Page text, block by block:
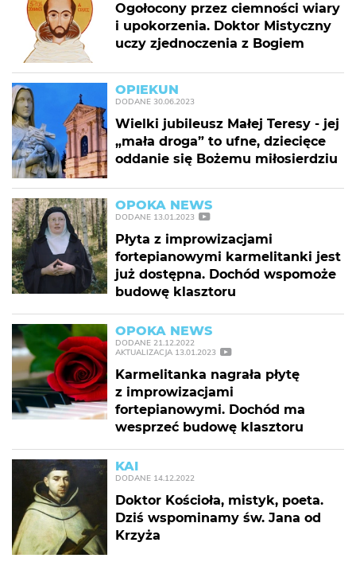
Ogołocony przez ciemności wiary
i upokorzenia. Doktor Mistyczny
uczy zjednoczenia z Bogiem
OPIEKUN
DODANE 30.06.2023
Wielki jubileusz Małej Teresy - jej
„mała droga” to ufne, dziecięce
oddanie się Bożemu miłosierdziu
OPOKA NEWS
DODANE 13.01.2023
Płyta z improwizacjami
fortepianowymi karmelitanki jest
już dostępna. Dochód wspomoże
budowę klasztoru
OPOKA NEWS
DODANE 21.12.2022
AKTUALIZACJA 13.01.2023
Karmelitanka nagrała płytę
z improwizacjami
fortepianowymi. Dochód ma
wesprzeć budowę klasztoru
KAI
DODANE 14.12.2022
Doktor Kościoła, mistyk, poeta.
Dziś wspominamy św. Jana od
Krzyża